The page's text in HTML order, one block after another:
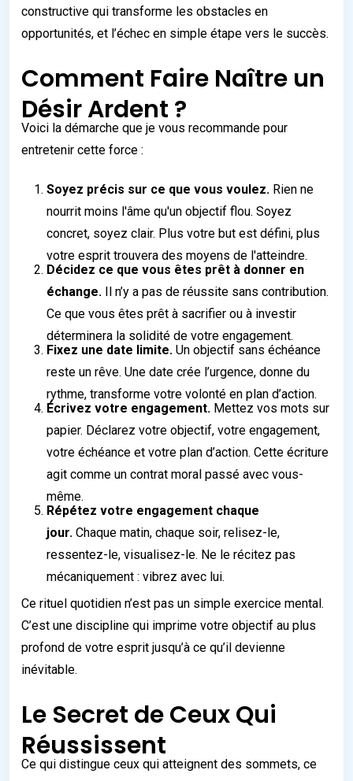
constructive qui transforme les obstacles en
opportunités, et l’échec en simple étape vers le succès.
Comment Faire Naître un
Désir Ardent ?
Voici la démarche que je vous recommande pour
entretenir cette force :
Soyez précis sur ce que vous voulez. Rien ne
nourrit moins l'âme qu'un objectif flou. Soyez
concret, soyez clair. Plus votre but est défini, plus
votre esprit trouvera des moyens de l'atteindre.
Décidez ce que vous êtes prêt à donner en
échange. Il n’y a pas de réussite sans contribution.
Ce que vous êtes prêt à sacrifier ou à investir
déterminera la solidité de votre engagement.
Fixez une date limite. Un objectif sans échéance
reste un rêve. Une date crée l’urgence, donne du
rythme, transforme votre volonté en plan d’action.
Écrivez votre engagement. Mettez vos mots sur
papier. Déclarez votre objectif, votre engagement,
votre échéance et votre plan d’action. Cette écriture
agit comme un contrat moral passé avec vous-
même.
Répétez votre engagement chaque
jour. Chaque matin, chaque soir, relisez-le,
ressentez-le, visualisez-le. Ne le récitez pas
mécaniquement : vibrez avec lui.
Ce rituel quotidien n’est pas un simple exercice mental.
C’est une discipline qui imprime votre objectif au plus
profond de votre esprit jusqu’à ce qu’il devienne
inévitable.
Le Secret de Ceux Qui
Réussissent
Ce qui distingue ceux qui atteignent des sommets, ce